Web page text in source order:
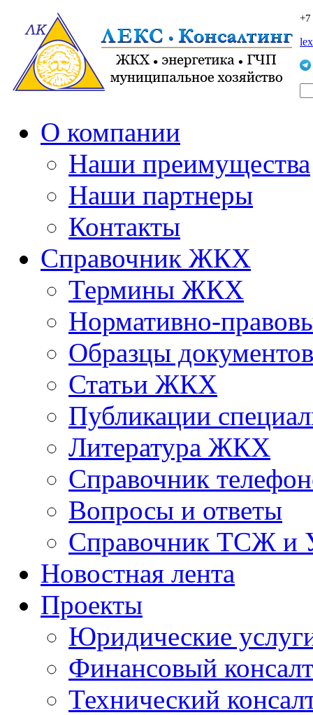
О компании
Наши преимущества
Наши партнеры
Контакты
Справочник ЖКХ
Термины ЖКХ
Нормативно-
Образцы документов
Статьи ЖКХ
Публикации
Литература ЖКХ
Справочник
Вопросы и ответы
Справочник ТСЖ и
Новостная лента
Проекты
Юридические
Финансовый
Технический